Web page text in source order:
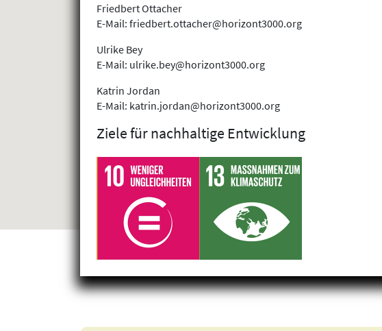
Friedbert Ottacher
E-Mail: friedbert.ottacher@horizont3000.org
Ulrike Bey
E-Mail: ulrike.bey@horizont3000.org
Katrin Jordan
E-Mail: katrin.jordan@horizont3000.org
Ziele für nachhaltige Entwicklung